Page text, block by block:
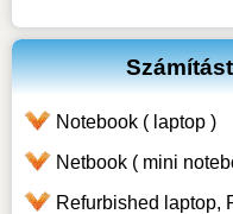
Notebook ( laptop )
Netbook ( mini
Refurbished laptop,